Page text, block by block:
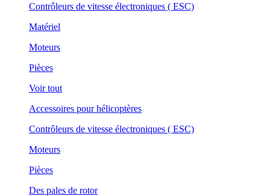
Contrôleurs de vitesse électroniques ( ESC)
Matériel
Moteurs
Pièces
Voir tout
Accessoires pour hélicoptères
Contrôleurs de vitesse électroniques ( ESC)
Moteurs
Pièces
Des pales de rotor